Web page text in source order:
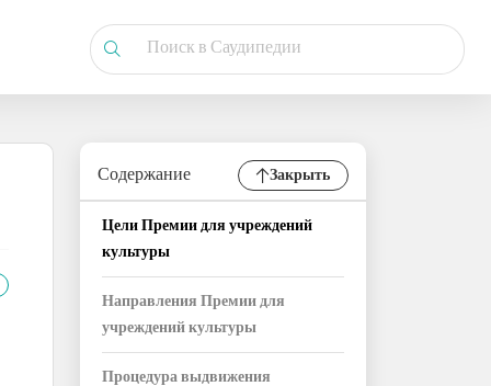
Содержание Закрыть
Цели Премии для учреждений
культуры
Направления Премии для
учреждений культуры
Процедура выдвижения